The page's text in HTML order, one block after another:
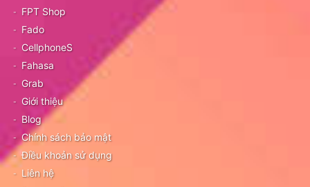
FPT Shop
Fado
CellphoneS
Fahasa
Grab
Giới thiệu
Blog
Chính sách bảo mật
Điều khoản sử dụng
Liên hệ